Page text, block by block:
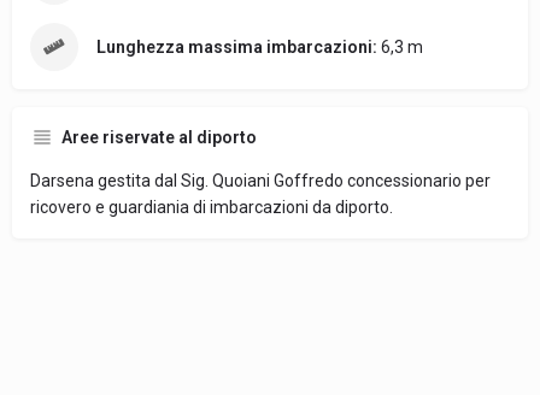
Lunghezza massima imbarcazioni: 6,3 m
Aree riservate al diporto
Darsena gestita dal Sig. Quoiani Goffredo concessionario per
ricovero e guardiania di imbarcazioni da diporto.